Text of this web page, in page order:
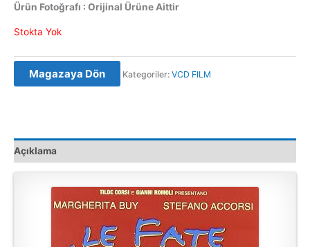
Ürün Fotoğrafı : Orijinal Ürüne Aittir
Stokta Yok
Magazaya Dön Kategoriler: VCD FILM
Açıklama